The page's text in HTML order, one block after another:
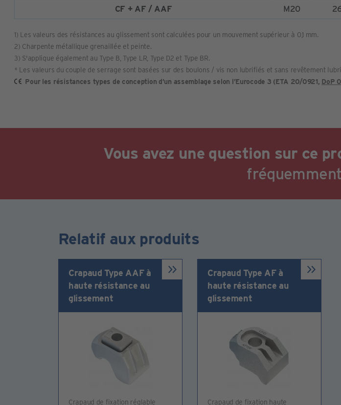
CF + AF / AAF
M20
1) Les valeurs des résistances au glissement sont calculées pour un mouvement supérieur à 0,1 mm.
2) Charpente métallique grenaillée et peinte.
3) S'applique également au Type B, Type LR, Type D2 et Type BR.
* Les valeurs du couple de serrage sont basées sur des boulons / vis non lubrifiés et sans revêtement
Pour les résistances types de conception d’un assemblage selon l’Eurocode 3 (ETA 20/0921, DoP
Vous avez une question sur ce
Relatif aux produits
Crapaud Type AAF à
haute résistance au
glissement
Crapaud de fixation réglable
Crapaud Type AF à
haute résistance au
glissement
Crapaud de fixation haute